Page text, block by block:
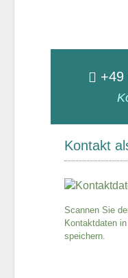
+49
Kontakt
Scannen Sie
Kontaktdaten
speichern.